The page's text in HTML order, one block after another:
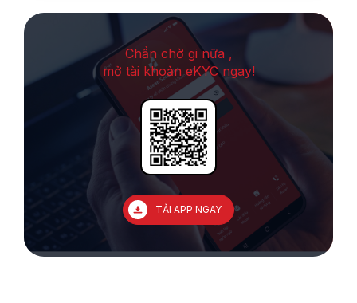
Chần chờ gi nữa ,
mở tài khoản eKYC ngay!
TẢI APP NGAY